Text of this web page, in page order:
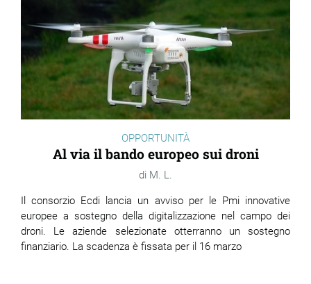
OPPORTUNITÀ
Al via il bando europeo sui droni
M. L.
Il consorzio Ecdi lancia un avviso per le Pmi innovative
europee a sostegno della digitalizzazione nel campo dei
droni. Le aziende selezionate otterranno un sostegno
finanziario. La scadenza è fissata per il 16 marzo